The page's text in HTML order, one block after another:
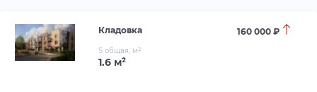
Кладовка 160 000 ₽
S общая, м²
1.6 м²